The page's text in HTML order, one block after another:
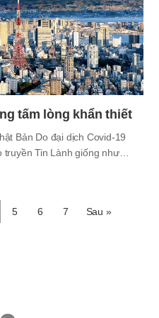
tấm lòng khẩn thiết
Bản Do đại dịch Covid-19
truyền Tin Lành giống như
lời của Mẹ rằng “Trong thời
một cách siêng năng hơn
đã được tổ chức trên khắp
5 6 7 Sau »